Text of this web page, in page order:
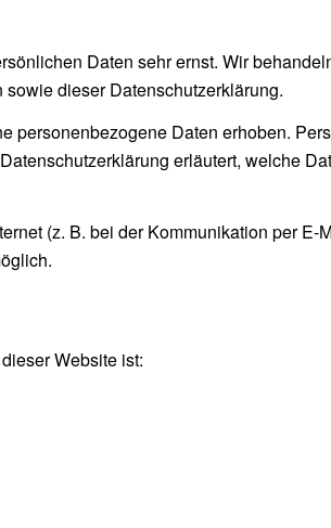
Daten sehr ernst. Wir
dieser Datenschutzerklärung.
personenbezogene Daten erhoben.
erläutert, welche
(z. B. bei der Kommunikation per
Website ist: